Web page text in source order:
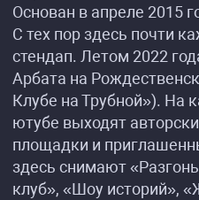
Основан в апреле 2015
С тех пор здесь почти
стендап. Летом 2022
Арбата на
Клубе на Трубной»). На
ютубе выходят
площадки и
здесь снимают
клуб», «Шоу историй»,